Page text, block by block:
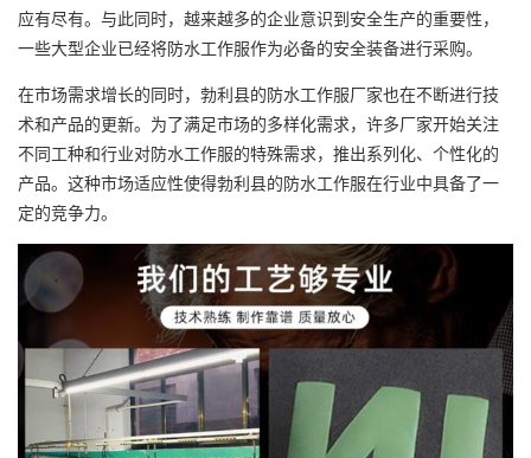
应有尽有。与此同时，越来越多的企业意识到安全生产的重要性，
一些大型企业已经将防水工作服作为必备的安全装备进行采购。
在市场需求增长的同时，勃利县的防水工作服厂家也在不断进行技
术和产品的更新。为了满足市场的多样化需求，许多厂家开始关注
不同工种和行业对防水工作服的特殊需求，推出系列化、个性化的
产品。这种市场适应性使得勃利县的防水工作服在行业中具备了一
定的竞争力。